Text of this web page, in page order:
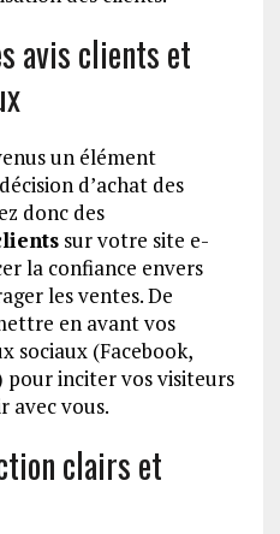
avis clients et
un élément
d’achat des
donc des
sur votre site e-
la confiance envers
les ventes. De
en avant vos
sociaux (Facebook,
inciter vos visiteurs
avec vous.
clairs et